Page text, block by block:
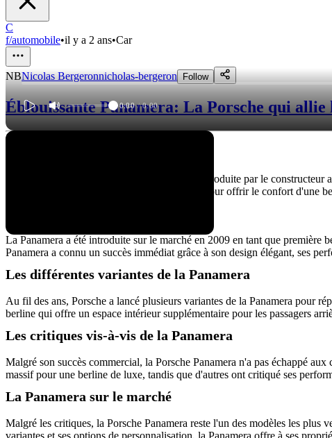
C
f/automobile•il y a 2 ans•Car
NBNicolas Bergeronnicholas-bergeron Follow
Éblouissante Panamera: La Porsche qui
0:00 / 0:00
La Porsche Panamera est une voiture de luxe produite par le
impressionnantes. La Panamera a été conçue pour offrir le confort d'une
La Panamera a été introduite sur le marché en 2009 en tant que première
Panamera a connu un succès immédiat grâce à son design élégant, ses
Les différentes variantes de la Panamera
Au fil des ans, Porsche a lancé plusieurs variantes de la Panamera pour
berline qui offre un espace intérieur supplémentaire pour les passagers
Les critiques vis-à-vis de la Panamera
Malgré son succès commercial, la Porsche Panamera n'a pas échappé
massif pour une berline de luxe, tandis que d'autres ont critiqué ses
La Panamera sur le marché
Malgré les critiques, la Porsche Panamera reste l'un des modèles les